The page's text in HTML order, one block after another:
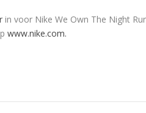
in voor Nike We Own The Night
www.nike.com.